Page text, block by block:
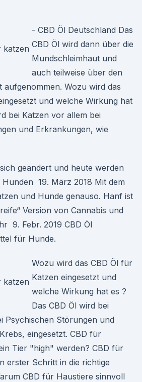
- CBD Öl Deutschland Das
CBD Öl wird dann über die
Mundschleimhaut und
auch teilweise über den
Wozu wird das
und welche Wirkung hat
bei Katzen vor allem bei
und Erkrankungen, wie
geändert und heute werden
19. März 2018 Mit dem
und Hunde genauso. Hanf ist
Version von Cannabis und
9. Febr. 2019 CBD Öl
für Hunde.
Wozu wird das CBD Öl für
Katzen eingesetzt und
welche Wirkung hat es ?
Das CBD Öl wird bei
Psychischen Störungen und
eingesetzt. CBD für
Tier "high" werden? CBD für
erster Schritt in die richtige
CBD für Haustiere sinnvoll